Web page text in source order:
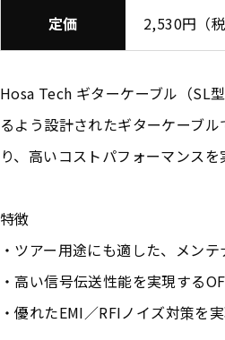
定価 2,530円（税
Hosa Tech ギターケーブル（SL
るよう設計されたギターケーブ
り、高いコストパフォーマンスを
特徴
・ツアー用途にも適した、メン
・高い信号伝送性能を実現する
・優れたEMI／RFIノイズ対策を